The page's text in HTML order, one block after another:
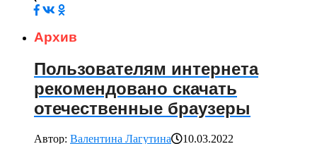
Архив
Пользователям интернета
рекомендовано скачать
отечественные браузеры
Автор: Валентина Лагутина 10.03.2022